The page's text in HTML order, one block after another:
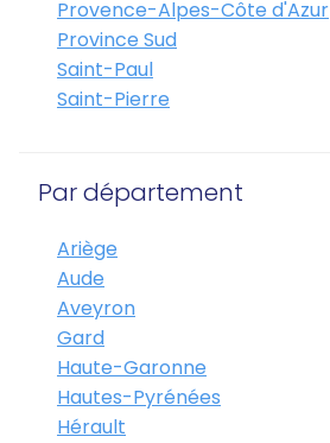
Provence-Alpes-Côte d'Azur
Province Sud
Saint-Paul
Saint-Pierre
Par département
Ariège
Aude
Aveyron
Gard
Haute-Garonne
Hautes-Pyrénées
Hérault